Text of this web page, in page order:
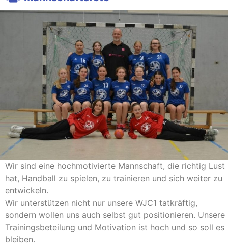
Wir sind eine hochmotivierte Mannschaft, die richtig Lust
hat, Handball zu spielen, zu trainieren und sich weiter zu
entwickeln.
Wir unterstützen nicht nur unsere WJC1 tatkräftig,
sondern wollen uns auch selbst gut positionieren. Unsere
Trainingsbeteilung und Motivation ist hoch und so soll es
bleiben.